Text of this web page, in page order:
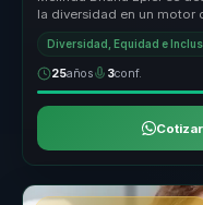
la diversidad en un motor
organizaciones. S...
Diversidad, Equidad e
25años 3conf.
Cotizar